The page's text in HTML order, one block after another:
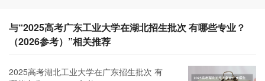
与“2025高考广东工业大学在湖北招生批次 有哪些专业？
（2026参考）”相关推荐
2025高考湖北工业大学在广东招生批次 有